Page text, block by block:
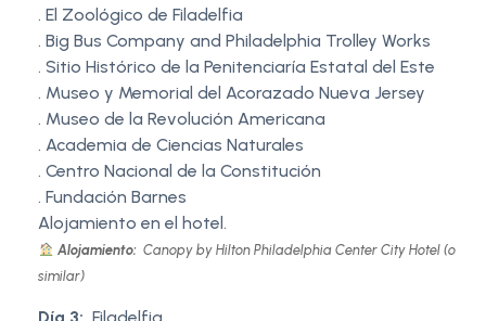
. El Zoológico de Filadelfia
. Big Bus Company and Philadelphia Trolley Works
. Sitio Histórico de la Penitenciaría Estatal del Este
. Museo y Memorial del Acorazado Nueva Jersey
. Museo de la Revolución Americana
. Academia de Ciencias Naturales
. Centro Nacional de la Constitución
. Fundación Barnes
Alojamiento en el hotel.
Alojamiento: Canopy by Hilton Philadelphia Center City Hotel (o
similar)